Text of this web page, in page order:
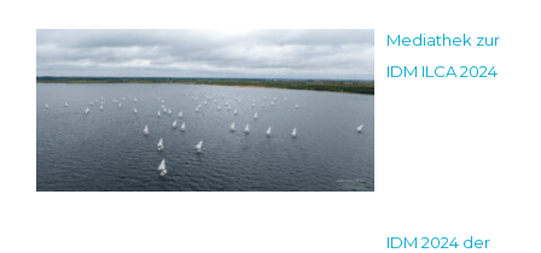
Mediathek zur
IDM ILCA 2024
IDM 2024 der